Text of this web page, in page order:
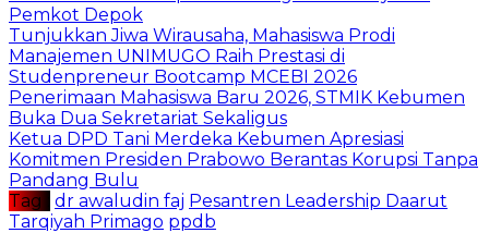
Pemkot Depok
Tunjukkan Jiwa Wirausaha, Mahasiswa Prodi
Manajemen UNIMUGO Raih Prestasi di
Studenpreneur Bootcamp MCEBI 2026
Penerimaan Mahasiswa Baru 2026, STMIK Kebumen
Buka Dua Sekretariat Sekaligus
Ketua DPD Tani Merdeka Kebumen Apresiasi
Komitmen Presiden Prabowo Berantas Korupsi Tanpa
Pandang Bulu
Tag :
dr awaludin faj Pesantren Leadership Daarut
Tarqiyah Primago ppdb